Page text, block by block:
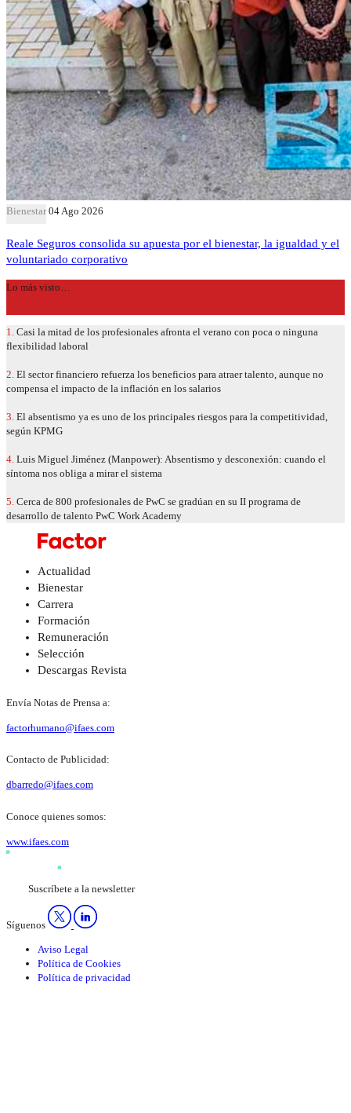
Bienestar 04 Ago 2026
Reale Seguros consolida su apuesta por el bienestar, la igualdad y el
voluntariado corporativo
Lo más visto…
1. Casi la mitad de los profesionales afronta el verano con poca o ninguna
flexibilidad laboral
2. El sector financiero refuerza los beneficios para atraer talento, aunque no
compensa el impacto de la inflación en los salarios
3. El absentismo ya es uno de los principales riesgos para la competitividad,
según KPMG
4. Luis Miguel Jiménez (Manpower): Absentismo y desconexión: cuando el
síntoma nos obliga a mirar el sistema
5. Cerca de 800 profesionales de PwC se gradúan en su II programa de
desarrollo de talento PwC Work Academy
Actualidad
Bienestar
Carrera
Formación
Remuneración
Selección
Descargas Revista
Envía Notas de Prensa a:
factorhumano@ifaes.com
Contacto de Publicidad:
dbarredo@ifaes.com
Conoce quienes somos:
www.ifaes.com
Suscríbete a la newsletter
Síguenos
Aviso Legal
Política de Cookies
Política de privacidad